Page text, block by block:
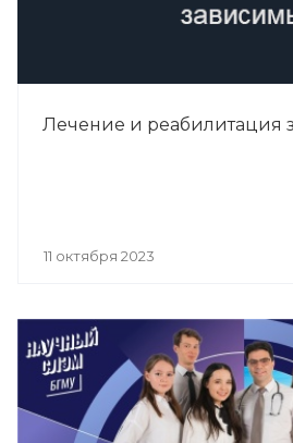
Лечение и реабилитация
11 октября 2023